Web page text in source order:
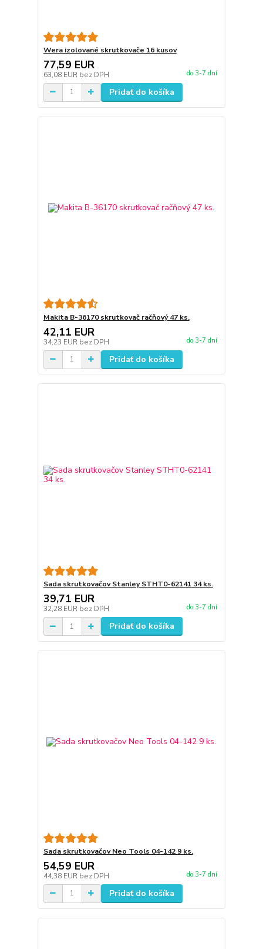
Wera izolované skrutkovače 16 kusov
77,59 EUR
63,08 EUR bez DPH do 3-7 dní
Pridať do košíka
Makita B-36170 skrutkovač račňový 47 ks.
42,11 EUR
34,23 EUR bez DPH do 3-7 dní
Pridať do košíka
Sada skrutkovačov Stanley STHT0-62141 34 ks.
39,71 EUR
32,28 EUR bez DPH do 3-7 dní
Pridať do košíka
Sada skrutkovačov Neo Tools 04-142 9 ks.
54,59 EUR
44,38 EUR bez DPH do 3-7 dní
Pridať do košíka